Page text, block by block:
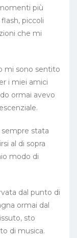
più
piccoli
che mi
mi sono sentito
i miei amici
ormai avevo
stata
al di sopra
modo di
dal punto di
ormai dal
sto
di musica.